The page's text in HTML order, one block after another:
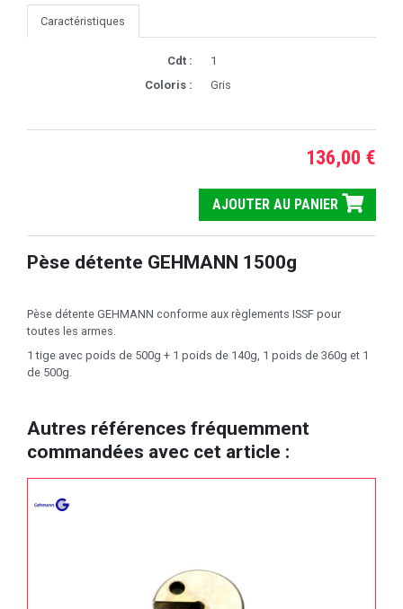
Caractéristiques
Cdt :
1
Coloris :
Gris
136,00 €
AJOUTER AU PANIER
Pèse détente GEHMANN 1500g
Pèse détente GEHMANN conforme aux règlements ISSF pour
toutes les armes.
1 tige avec poids de 500g + 1 poids de 140g, 1 poids de 360g et 1
de 500g.
Autres références fréquemment
commandées avec cet article :